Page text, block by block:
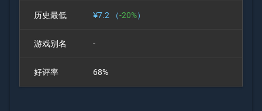
历史最低 ¥7.2 （-20%）
游戏别名 -
好评率 68%